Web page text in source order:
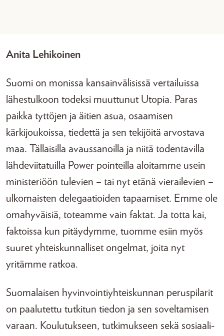
Anita Lehikoinen
Suomi on monissa kansainvälisissä vertailuissa
lähestulkoon todeksi muuttunut Utopia. Paras
paikka tyttöjen ja äitien asua, osaamisen
kärkijoukoissa, tiedettä ja sen tekijöitä arvostava
maa. Tällaisilla avaussanoilla ja niitä todentavilla
lähdeviitatuilla Power pointeilla aloitamme usein
ministeriöön tulevien – tai nyt etänä vierailevien –
ulkomaisten delegaatioiden tapaamiset. Emme ole
omahyväisiä, toteamme vain faktat. Ja totta kai,
faktoissa kun pitäydymme, tuomme esiin myös
suuret yhteiskunnalliset ongelmat, joita nyt
yritämme ratkoa.
Suomalaisen hyvinvointiyhteiskunnan peruspilarit
on paalutettu tutkitun tiedon ja sen soveltamisen
varaan. Koulutukseen, tutkimukseen sekä sosiaali-